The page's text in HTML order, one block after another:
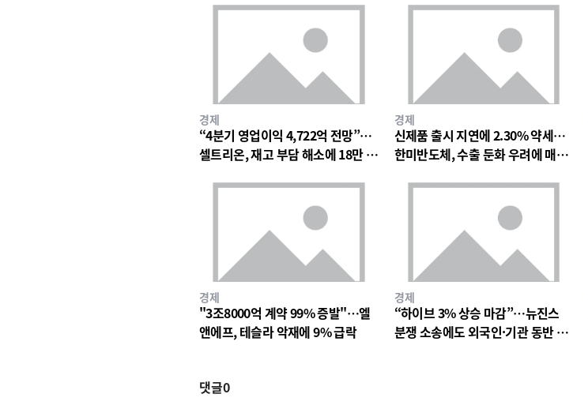
경제
“4분기 영업이익 4,722억 전망”…
셀트리온, 재고 부담 해소에 18만 원
경제
신제품 출시 지연에 2.30% 약세…
한미반도체, 수출 둔화 우려에 매물
경제
"3조8000억 계약 99% 증발"…엘
앤에프, 테슬라 악재에 9% 급락
경제
“하이브 3% 상승 마감”…뉴진스
분쟁 소송에도 외국인·기관 동반 매
댓글0